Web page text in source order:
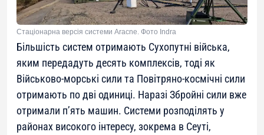
Стаціонарна версія системи Aracne. Фото Indra
Більшість систем отримають Сухопутні війська,
яким передадуть десять комплексів, тоді як
Військово-морські сили та Повітряно-космічні сили
отримають по дві одиниці. Наразі Збройні сили вже
отримали п’ять машин. Системи розподілять у
районах високого інтересу, зокрема в Сеуті,